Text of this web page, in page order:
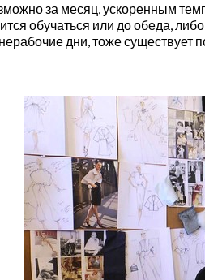
за месяц, ускоренным
обучаться или до обеда,
дни, тоже существует